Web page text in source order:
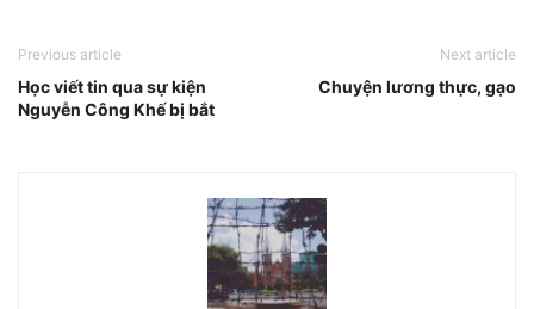
Previous article
Học viết tin qua sự kiện
Nguyễn Công Khế bị bắt
Next article
Chuyện lương thực, gạo